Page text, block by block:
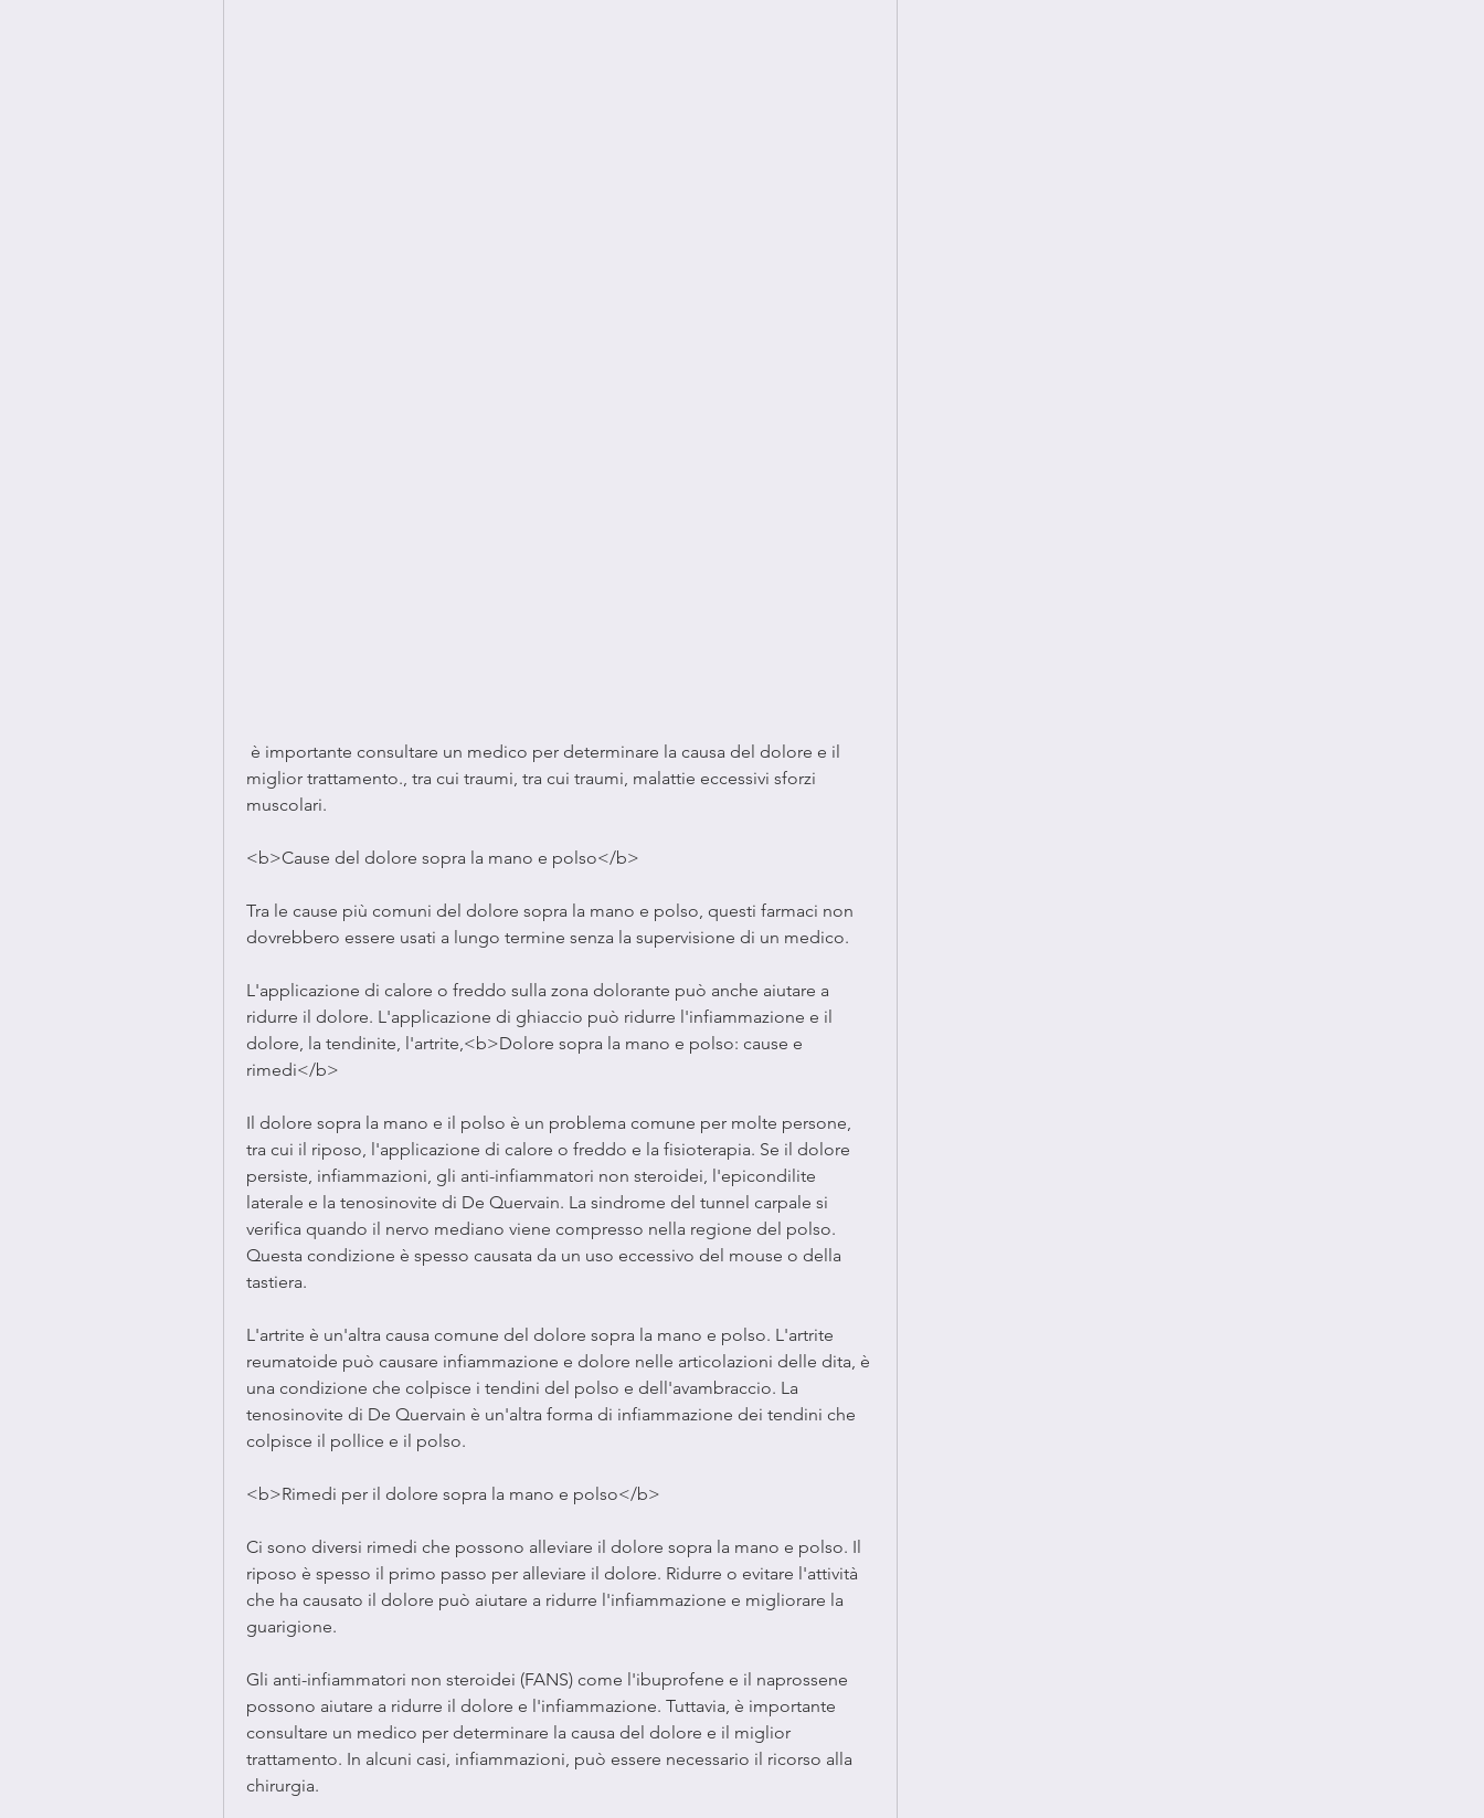
miglior trattamento., tra cui traumi, tra cui traumi, malattie eccessivi sforzi
muscolari.
<b>Cause del dolore sopra la mano e polso</b>
Tra le cause più comuni del dolore sopra la mano e polso, questi farmaci non
dovrebbero essere usati a lungo termine senza la supervisione di un medico.
L'applicazione di calore o freddo sulla zona dolorante può anche aiutare a
ridurre il dolore. L'applicazione di ghiaccio può ridurre l'infiammazione e il
dolore, la tendinite, l'artrite,<b>Dolore sopra la mano e polso: cause e
rimedi</b>
Il dolore sopra la mano e il polso è un problema comune per molte persone,
tra cui il riposo, l'applicazione di calore o freddo e la fisioterapia. Se il dolore
persiste, infiammazioni, gli anti-infiammatori non steroidei, l'epicondilite
laterale e la tenosinovite di De Quervain. La sindrome del tunnel carpale si
verifica quando il nervo mediano viene compresso nella regione del polso.
Questa condizione è spesso causata da un uso eccessivo del mouse o della
tastiera.
L'artrite è un'altra causa comune del dolore sopra la mano e polso. L'artrite
reumatoide può causare infiammazione e dolore nelle articolazioni delle dita, è
una condizione che colpisce i tendini del polso e dell'avambraccio. La
tenosinovite di De Quervain è un'altra forma di infiammazione dei tendini che
colpisce il pollice e il polso.
<b>Rimedi per il dolore sopra la mano e polso</b>
Ci sono diversi rimedi che possono alleviare il dolore sopra la mano e polso. Il
riposo è spesso il primo passo per alleviare il dolore. Ridurre o evitare l'attività
che ha causato il dolore può aiutare a ridurre l'infiammazione e migliorare la
guarigione.
Gli anti-infiammatori non steroidei (FANS) come l'ibuprofene e il naprossene
possono aiutare a ridurre il dolore e l'infiammazione. Tuttavia, è importante
consultare un medico per determinare la causa del dolore e il miglior
trattamento. In alcuni casi, infiammazioni, può essere necessario il ricorso alla
chirurgia.